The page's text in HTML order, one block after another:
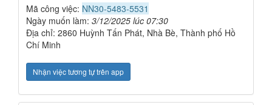
Mã công việc: NN30-5483-5531
Ngày muốn làm: 3/12/2025 lúc 07:30
Địa chỉ: 2860 Huỳnh Tấn Phát, Nhà Bè, Thành phố Hồ
Chí Minh
Nhận việc tương tự trên app